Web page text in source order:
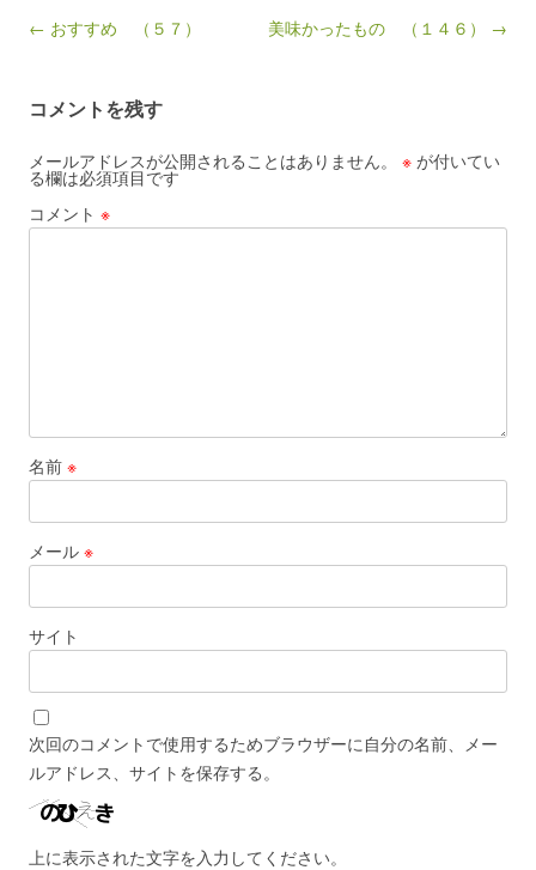
Post navigation
← おすすめ （５７） 美味かったもの （１４６） →
コメントを残す
メールアドレスが公開されることはありません。 ※ が付いてい
る欄は必須項目です
コメント ※
名前 ※
メール ※
サイト
次回のコメントで使用するためブラウザーに自分の名前、メー
ルアドレス、サイトを保存する。
上に表示された文字を入力してください。